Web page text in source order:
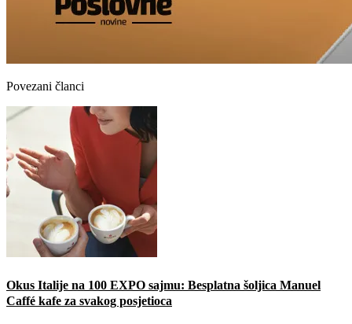
Povezani članci
Okus Italije na 100 EXPO sajmu: Besplatna šoljica Manuel
Caffé kafe za svakog posjetioca